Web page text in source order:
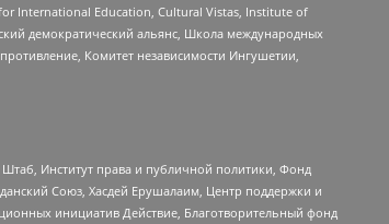
International Education, Cultural Vistas, Institute of
демократический альянс, Школа международных
Комитет независимости Ингушетии,
Институт права и публичной политики, Фонд
Союз, Хасдей Ерушалаим, Центр поддержки и
инициатив Действие, Благотворительный фонд